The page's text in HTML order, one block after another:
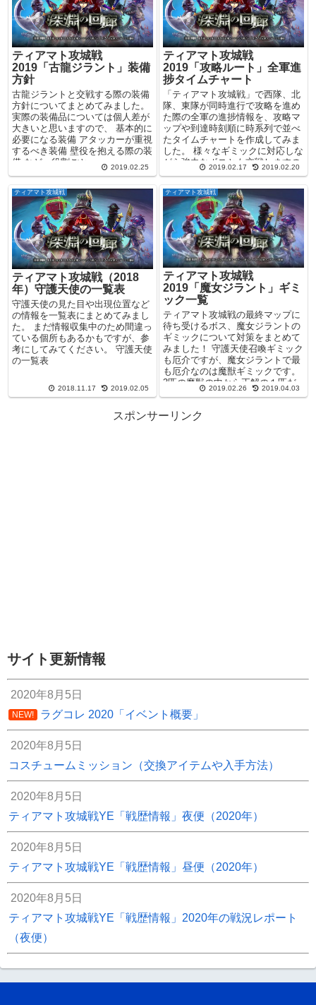
ティアマト攻城戦
2019「古龍ジラント」装備
方針
古龍ジラントと交戦する際の装備
方針についてまとめてみました。
実際の装備品については個人差が
大きいと思いますので、 基本的に
必要になる装備 アタッカーが重視
するべき装備 壁役を抱える際の装
備 など、役割ごと...
2019.02.25
ティアマト攻城戦
2019「攻略ルート」全軍進
捗タイムチャート
「ティアマト攻城戦」で西隊、北
隊、東隊が同時進行で攻略を進め
た際の全軍の進捗情報を、攻略マ
ップや到達時刻順に時系列で並べ
たタイムチャートを作成してみま
した。 様々なギミックに対応しな
がら強力なボスとも交戦しますの
で、目安通りに進行しな...
2019.02.17 2019.02.20
ティアマト攻城戦
ティアマト攻城戦（2018
年）守護天使の一覧表
守護天使の見た目や出現位置など
の情報を一覧表にまとめてみまし
た。 まだ情報収集中のため間違っ
ている個所もあるかもですが、参
考にしてみてください。 守護天使
の一覧表
2018.11.17 2019.02.05
ティアマト攻城戦
ティアマト攻城戦
2019「魔女ジラント」ギミ
ック一覧
ティアマト攻城戦の最終マップに
待ち受けるボス、魔女ジラントの
ギミックについて対策をまとめて
みました！ 守護天使召喚ギミック
も厄介ですが、魔女ジラントで最
も厄介なのは魔獣ギミックです。
3匹の魔獣の中から正解の１匹だ
け倒すようにし...
2019.02.26 2019.04.03
スポンサーリンク
サイト更新情報
2020年8月5日
NEW! ラグコレ 2020「イベント概要」
2020年8月5日
コスチュームミッション（交換アイテムや入手方法）
2020年8月5日
ティアマト攻城戦YE「戦歴情報」夜便（2020年）
2020年8月5日
ティアマト攻城戦YE「戦歴情報」昼便（2020年）
2020年8月5日
ティアマト攻城戦YE「戦歴情報」2020年の戦況レポート
（夜便）